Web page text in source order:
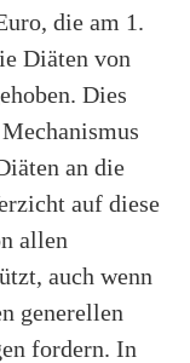
die am 1.
Diäten von
Dies
an die
auf diese
allen
auch wenn
generellen
fordern. In